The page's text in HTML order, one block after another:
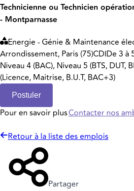
Technicienne ou Technicien
- Montparnasse
Energie - Génie & Maintenance
Arrondissement, Paris (75)CDIDe 3 à
Niveau 4 (BAC), Niveau 5 (BTS, DUT,
(Licence, Maitrise, B.U.T, BAC+3)
Postuler
Pour en savoir plusContacter nos
Retour à la liste des emplois
Partager